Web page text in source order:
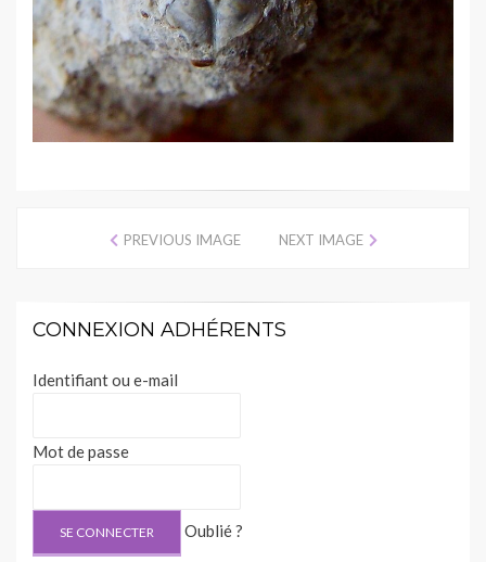
PREVIOUS IMAGE NEXT IMAGE
CONNEXION ADHÉRENTS
Identifiant ou e-mail
Mot de passe
Oublié ?